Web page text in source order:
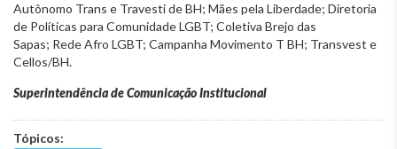
Autônomo Trans e Travesti de BH; Mães pela Liberdade; Diretoria
de Políticas para Comunidade LGBT; Coletiva Brejo das
Sapas; Rede Afro LGBT; Campanha Movimento T BH; Transvest e
Cellos/BH.
Superintendência de Comunicação Institucional
Tópicos: